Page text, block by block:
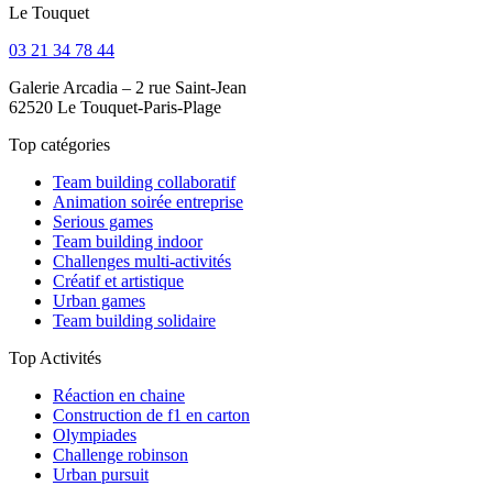
Le Touquet
03 21 34 78 44
Galerie Arcadia – 2 rue Saint-Jean
62520 Le Touquet-Paris-Plage
Top catégories
Team building collaboratif
Animation soirée entreprise
Serious games
Team building indoor
Challenges multi-activités
Créatif et artistique
Urban games
Team building solidaire
Top Activités
Réaction en chaine
Construction de f1 en carton
Olympiades
Challenge robinson
Urban pursuit